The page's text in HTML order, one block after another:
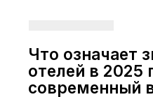
Что означает
отелей в 2025
современный